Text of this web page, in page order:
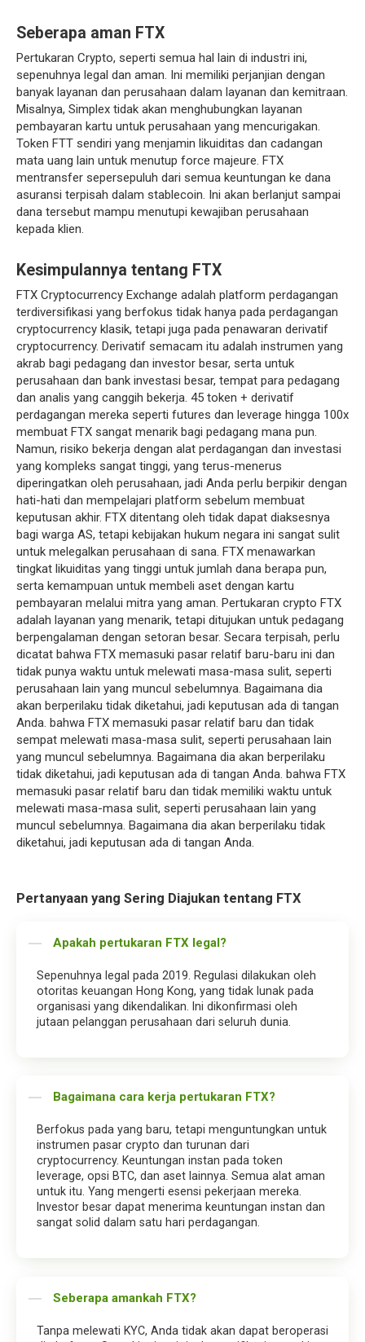
Seberapa aman FTX
Pertukaran Crypto, seperti semua hal lain di industri ini,
sepenuhnya legal dan aman. Ini memiliki perjanjian dengan
banyak layanan dan perusahaan dalam layanan dan kemitraan.
Misalnya, Simplex tidak akan menghubungkan layanan
pembayaran kartu untuk perusahaan yang mencurigakan.
Token FTT sendiri yang menjamin likuiditas dan cadangan
mata uang lain untuk menutup force majeure. FTX
mentransfer sepersepuluh dari semua keuntungan ke dana
asuransi terpisah dalam stablecoin. Ini akan berlanjut sampai
dana tersebut mampu menutupi kewajiban perusahaan
kepada klien.
Kesimpulannya tentang FTX
FTX Cryptocurrency Exchange adalah platform perdagangan
terdiversifikasi yang berfokus tidak hanya pada perdagangan
cryptocurrency klasik, tetapi juga pada penawaran derivatif
cryptocurrency. Derivatif semacam itu adalah instrumen yang
akrab bagi pedagang dan investor besar, serta untuk
perusahaan dan bank investasi besar, tempat para pedagang
dan analis yang canggih bekerja. 45 token + derivatif
perdagangan mereka seperti futures dan leverage hingga 100x
membuat FTX sangat menarik bagi pedagang mana pun.
Namun, risiko bekerja dengan alat perdagangan dan investasi
yang kompleks sangat tinggi, yang terus-menerus
diperingatkan oleh perusahaan, jadi Anda perlu berpikir dengan
hati-hati dan mempelajari platform sebelum membuat
keputusan akhir. FTX ditentang oleh tidak dapat diaksesnya
bagi warga AS, tetapi kebijakan hukum negara ini sangat sulit
untuk melegalkan perusahaan di sana. FTX menawarkan
tingkat likuiditas yang tinggi untuk jumlah dana berapa pun,
serta kemampuan untuk membeli aset dengan kartu
pembayaran melalui mitra yang aman. Pertukaran crypto FTX
adalah layanan yang menarik, tetapi ditujukan untuk pedagang
berpengalaman dengan setoran besar. Secara terpisah, perlu
dicatat bahwa FTX memasuki pasar relatif baru-baru ini dan
tidak punya waktu untuk melewati masa-masa sulit, seperti
perusahaan lain yang muncul sebelumnya. Bagaimana dia
akan berperilaku tidak diketahui, jadi keputusan ada di tangan
Anda. bahwa FTX memasuki pasar relatif baru dan tidak
sempat melewati masa-masa sulit, seperti perusahaan lain
yang muncul sebelumnya. Bagaimana dia akan berperilaku
tidak diketahui, jadi keputusan ada di tangan Anda. bahwa FTX
memasuki pasar relatif baru dan tidak memiliki waktu untuk
melewati masa-masa sulit, seperti perusahaan lain yang
muncul sebelumnya. Bagaimana dia akan berperilaku tidak
diketahui, jadi keputusan ada di tangan Anda.
Pertanyaan yang Sering Diajukan tentang FTX
Apakah pertukaran FTX legal?
Sepenuhnya legal pada 2019. Regulasi dilakukan oleh
otoritas keuangan Hong Kong, yang tidak lunak pada
organisasi yang dikendalikan. Ini dikonfirmasi oleh
jutaan pelanggan perusahaan dari seluruh dunia.
Bagaimana cara kerja pertukaran FTX?
Berfokus pada yang baru, tetapi menguntungkan untuk
instrumen pasar crypto dan turunan dari
cryptocurrency. Keuntungan instan pada token
leverage, opsi BTC, dan aset lainnya. Semua alat aman
untuk itu. Yang mengerti esensi pekerjaan mereka.
Investor besar dapat menerima keuntungan instan dan
sangat solid dalam satu hari perdagangan.
Seberapa amankah FTX?
Tanpa melewati KYC, Anda tidak akan dapat beroperasi